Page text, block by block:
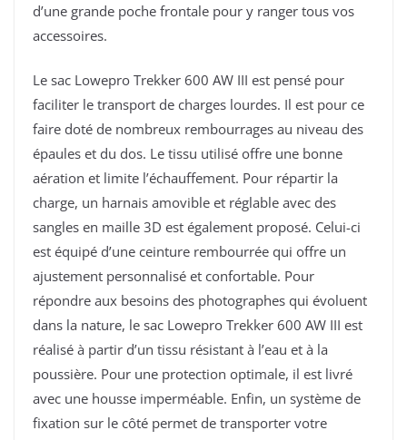
d’une grande poche frontale pour y ranger tous vos
accessoires.
Le sac Lowepro Trekker 600 AW III est pensé pour
faciliter le transport de charges lourdes. Il est pour ce
faire doté de nombreux rembourrages au niveau des
épaules et du dos. Le tissu utilisé offre une bonne
aération et limite l’échauffement. Pour répartir la
charge, un harnais amovible et réglable avec des
sangles en maille 3D est également proposé. Celui-ci
est équipé d’une ceinture rembourrée qui offre un
ajustement personnalisé et confortable. Pour
répondre aux besoins des photographes qui évoluent
dans la nature, le sac Lowepro Trekker 600 AW III est
réalisé à partir d’un tissu résistant à l’eau et à la
poussière. Pour une protection optimale, il est livré
avec une housse imperméable. Enfin, un système de
fixation sur le côté permet de transporter votre